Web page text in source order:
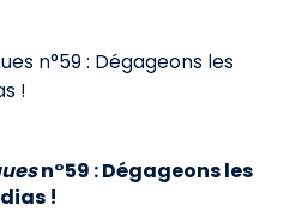
n°59 : Dégageons les
!